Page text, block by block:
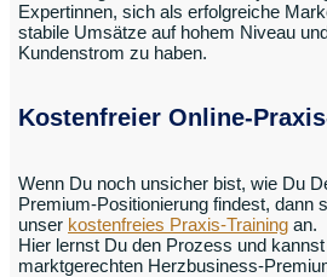
Expertinnen, sich als erfolgreiche
stabile Umsätze auf hohem Niveau
Kundenstrom zu haben.
Kostenfreier Online-
Wenn Du noch unsicher bist, wie Du
Premium-Positionierung findest, dann
unser kostenfreies Praxis-Training an.
Hier lernst Du den Prozess und
marktgerechten Herzbusiness-